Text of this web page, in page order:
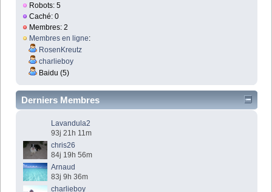
Robots: 5
Caché: 0
Membres: 2
Membres en ligne:
RosenKreutz
charlieboy
Baidu (5)
Derniers Membres
Lavandula2
93j 21h 11m
chris26
84j 19h 56m
Arnaud
83j 9h 36m
charlieboy